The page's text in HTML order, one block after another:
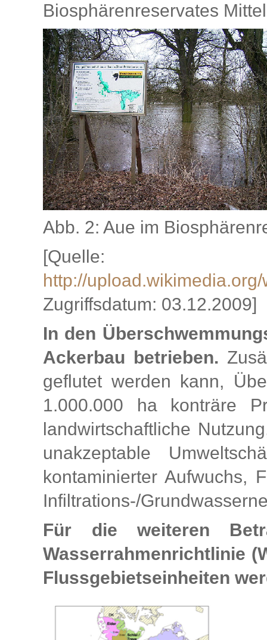
Biosphärenreservates
Abb. 2: Aue im
[Quelle:
http://
Zugriffsdatum: 03.12.2009]
In den
Ackerbau betrieben.
geflutet werden kann,
1.000.000 ha konträre
landwirtschaftliche
unakzeptable
kontaminierter Aufwuchs,
Infiltrations-/
Für die weiteren
Wasserrahmenrichtlinie
Flussgebietseinheiten